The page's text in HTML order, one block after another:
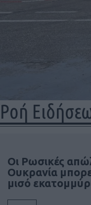
Ροή
Οι Ρωσικές
Ουκρανία
μισό